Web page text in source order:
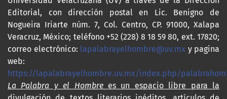
Editorial, con dirección postal en Lic. Benigno de
Nogueira Iriarte núm. 7, Col. Centro, CP. 91000, Xalapa
Veracruz, México; teléfono +52 (228) 8 18 59 80, ext. 17820;
correo electrónico: lapalabrayelhombre@uv.mx y pagina
web:
https://lapalabrayelhombre.uv.mx/index.php/
La Palabra y el Hombre es un espacio libre para la